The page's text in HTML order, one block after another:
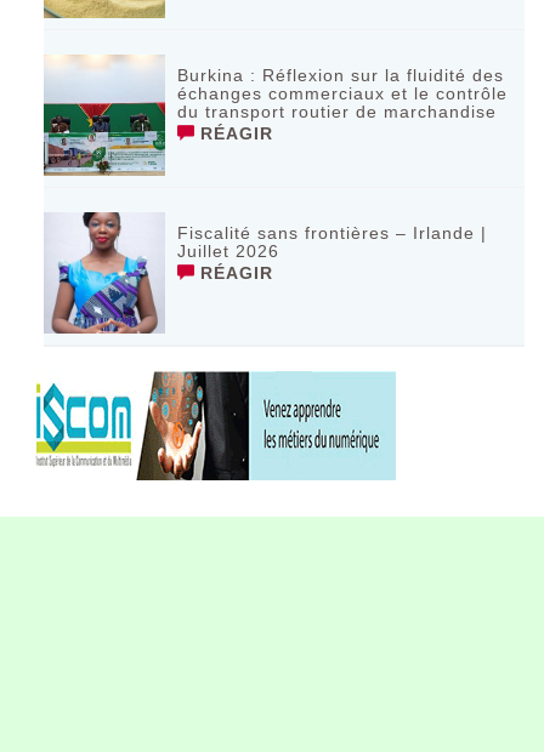
Burkina : Réflexion sur la fluidité des
échanges commerciaux et le contrôle
du transport routier de marchandise
RÉAGIR
Fiscalité sans frontières – Irlande |
Juillet 2026
RÉAGIR